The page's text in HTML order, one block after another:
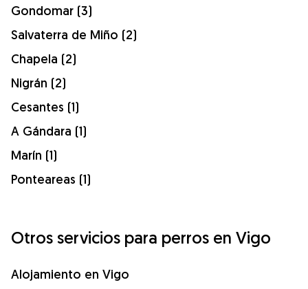
Gondomar (3)
Salvaterra de Miño (2)
Chapela (2)
Nigrán (2)
Cesantes (1)
A Gándara (1)
Marín (1)
Ponteareas (1)
Otros servicios para perros en Vigo
Alojamiento en Vigo